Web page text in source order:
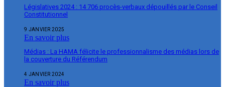
Législatives 2024 : 14 706 procès-verbaux dépouillés par le Conseil
Constitutionnel
9 JANVIER 2025
En savoir plus
Médias : La HAMA félicite le professionnalisme des médias lors de
la couverture du Référendum
4 JANVIER 2024
En savoir plus